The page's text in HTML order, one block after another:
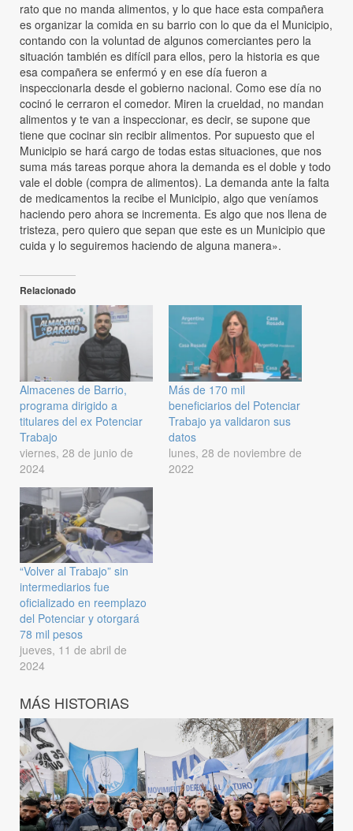
rato que no manda alimentos, y lo que hace esta compañera
es organizar la comida en su barrio con lo que da el Municipio,
contando con la voluntad de algunos comerciantes pero la
situación también es difícil para ellos, pero la historia es que
esa compañera se enfermó y en ese día fueron a
inspeccionarla desde el gobierno nacional. Como ese día no
cocinó le cerraron el comedor. Miren la crueldad, no mandan
alimentos y te van a inspeccionar, es decir, se supone que
tiene que cocinar sin recibir alimentos. Por supuesto que el
Municipio se hará cargo de todas estas situaciones, que nos
suma más tareas porque ahora la demanda es el doble y todo
vale el doble (compra de alimentos). La demanda ante la falta
de medicamentos la recibe el Municipio, algo que veníamos
haciendo pero ahora se incrementa. Es algo que nos llena de
tristeza, pero quiero que sepan que este es un Municipio que
cuida y lo seguiremos haciendo de alguna manera».
Relacionado
Almacenes de Barrio,
programa dirigido a
titulares del ex Potenciar
Trabajo
viernes, 28 de junio de
2024
Más de 170 mil
beneficiarios del Potenciar
Trabajo ya validaron sus
datos
lunes, 28 de noviembre de
2022
“Volver al Trabajo” sin
intermediarios fue
oficializado en reemplazo
del Potenciar y otorgará
78 mil pesos
jueves, 11 de abril de
2024
MÁS HISTORIAS